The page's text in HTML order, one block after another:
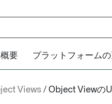
要 プラットフォーム
Views Object Viewの